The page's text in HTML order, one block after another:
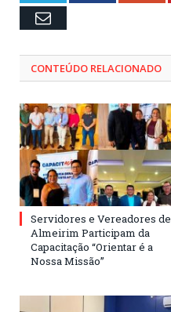
Email
CONTEÚDO RELACIONADO
Servidores e Vereadores de
Almeirim Participam da
Capacitação “Orientar é a
Nossa Missão”